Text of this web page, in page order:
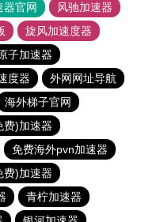
器官网
风驰加速器
旋风加速度器
子加速器
度器
外网网址导航
海外梯子官网
费)加速器
免费海外pvn加速器
费)加速器
青柠加速器